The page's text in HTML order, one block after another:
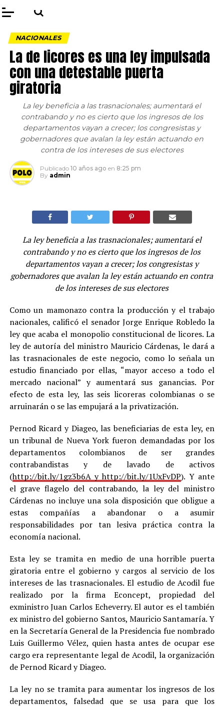
NACIONALES
La de licores es una ley impulsada
con una detestable puerta
giratoria
La ley beneficia a las trasnacionales; aumentará el
contrabando y no es cierto que los ingresos de los
departamentos vayan a crecer; los congresistas y
gobernadores que avalan la ley están actuando en
contra de los intereses de sus electores
Publicado 10 años ago en 8:25 pm
By admin
La ley beneficia a las trasnacionales; aumentará el
contrabando y no es cierto que los ingresos de los
departamentos vayan a crecer; los congresistas y
gobernadores que avalan la ley están actuando en contra
de los intereses de sus electores
Como un mamonazo contra la producción y el trabajo
nacionales, calificó el senador Jorge Enrique Robledo la
ley que acaba el monopolio constitucional de licores. La
ley de autoría del ministro Mauricio Cárdenas, le dará a
las trasnacionales de este negocio, como lo señala un
estudio financiado por ellas, “mayor acceso a todo el
mercado nacional” y aumentará sus ganancias. Por
efecto de esta ley, las seis licoreras colombianas o se
arruinarán o se las empujará a la privatización.
Pernod Ricard y Diageo, las beneficiarias de esta ley, en
un tribunal de Nueva York fueron demandadas por los
departamentos colombianos de ser grandes
contrabandistas y de lavado de activos
(http://bit.ly/1gz3b6A y http://bit.ly/1UxFvDP). Y ante
el grave flagelo del contrabando, la ley del ministro
Cárdenas no incluye una sola disposición que obligue a
estas compañías a abandonar o a asumir
responsabilidades por tan lesiva práctica contra la
economía nacional.
Esta ley se tramita en medio de una horrible puerta
giratoria entre el gobierno y cargos al servicio de los
intereses de las trasnacionales. El estudio de Acodil fue
realizado por la firma Econcept, propiedad del
exministro Juan Carlos Echeverry. El autor es el también
ex ministro del gobierno Santos, Mauricio Santamaría. Y
en la Secretaría General de la Presidencia fue nombrado
Luis Guillermo Vélez, quien hasta antes de ocupar ese
cargo era representante legal de Acodil, la organización
de Pernod Ricard y Diageo.
La ley no se tramita para aumentar los ingresos de los
departamentos, falsedad que se usa para que los